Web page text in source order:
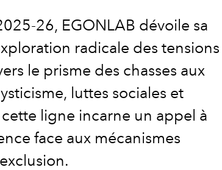
26, EGONLAB dévoile sa
radicale des tensions
le prisme des chasses aux
luttes sociales et
ligne incarne un appel à
face aux mécanismes